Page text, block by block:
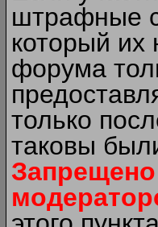
штрафные
который их
форума
только
таковы